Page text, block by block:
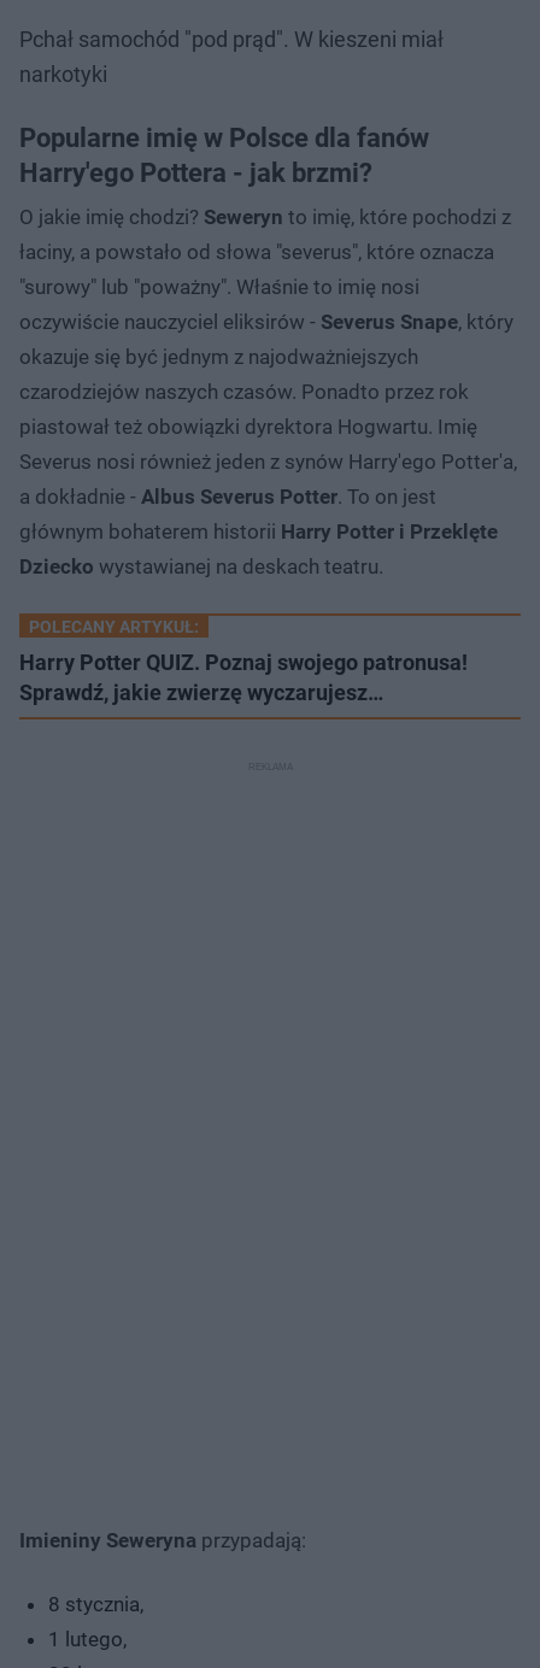
Pchał samochód "pod prąd". W kieszeni miał
narkotyki
Popularne imię w Polsce dla fanów
Harry'ego Pottera - jak brzmi?
O jakie imię chodzi? Seweryn to imię, które pochodzi z
łaciny, a powstało od słowa "severus", które oznacza
"surowy" lub "poważny". Właśnie to imię nosi
oczywiście nauczyciel eliksirów - Severus Snape, który
okazuje się być jednym z najodważniejszych
czarodziejów naszych czasów. Ponadto przez rok
piastował też obowiązki dyrektora Hogwartu. Imię
Severus nosi również jeden z synów Harry'ego Potter'a,
a dokładnie - Albus Severus Potter. To on jest
głównym bohaterem historii Harry Potter i Przeklęte
Dziecko wystawianej na deskach teatru.
POLECANY ARTYKUŁ:
Harry Potter QUIZ. Poznaj swojego patronusa!
Sprawdź, jakie zwierzę wyczarujesz…
Imieniny Seweryna przypadają:
8 stycznia,
1 lutego,